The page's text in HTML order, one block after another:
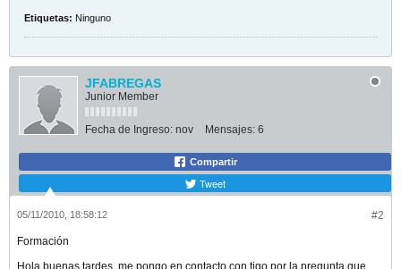
Etiquetas: Ninguno
JFABREGAS
Junior Member
Fecha de Ingreso: nov Mensajes: 6
Compartir
Tweet
#2
05/11/2010, 18:58:12
Formación
Hola buenas tardes, me pongo en contacto con tigo por la pregunta que